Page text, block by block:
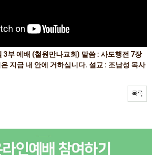
부 예배 (철원만나교회) 말씀 : 사도행전 7장
지금 내 안에 거하십니다. 설교 : 조남성 목사
목록